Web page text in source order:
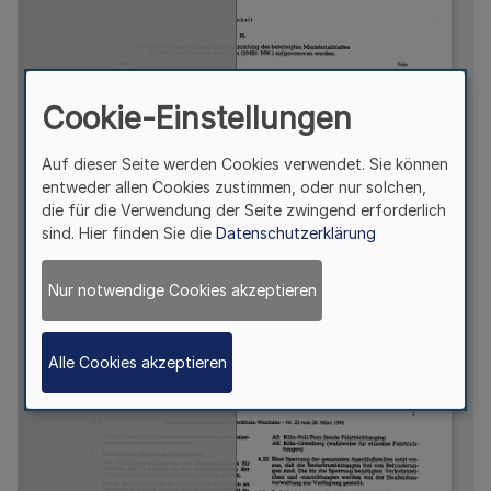
Cookie-Einstellungen
Auf dieser Seite werden Cookies verwendet. Sie können
entweder allen Cookies zustimmen, oder nur solchen,
die für die Verwendung der Seite zwingend erforderlich
sind. Hier finden Sie die Datenschutzerklärung
Nur notwendige Cookies akzeptieren
Alle Cookies akzeptieren